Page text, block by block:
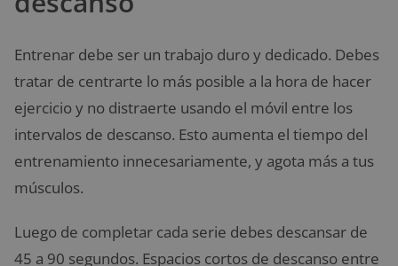
Entrenar debe ser un trabajo duro y dedicado. Debes
tratar de centrarte lo más posible a la hora de hacer
ejercicio y no distraerte usando el móvil entre los
intervalos de descanso. Esto aumenta el tiempo del
entrenamiento innecesariamente, y agota más a tus
músculos.
Luego de completar cada serie debes descansar de
45 a 90 segundos. Espacios cortos de descanso entre